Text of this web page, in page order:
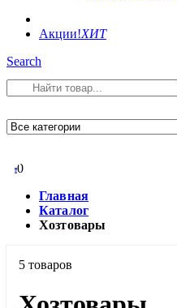
Акции!ХИТ
Search
00
Главная
Каталог
Хозтовары
5 товаров